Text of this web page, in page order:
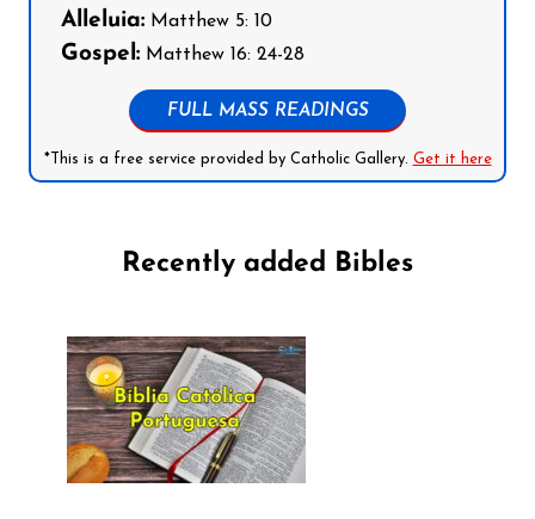
Alleluia: Matthew 5: 10
Gospel: Matthew 16: 24-28
FULL MASS READINGS
*This is a free service provided by Catholic Gallery. Get it here
Recently added Bibles